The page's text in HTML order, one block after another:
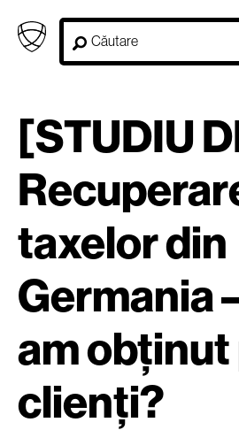
[STUDIU
taxelor din
Germania
am
clienți?